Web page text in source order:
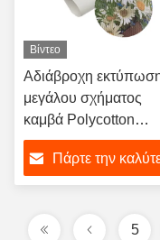
Βίντεο
Αδιάβροχη
μεγάλου σχήματος
καμβά Polycotton
μεταλλινών Inkjet
Πάρτε την
5